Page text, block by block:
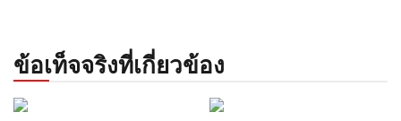
ข้อเท็จจริงที่เกี่ยวข้อง